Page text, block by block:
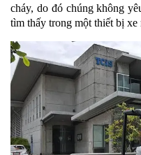
cháy, do đó chúng không
tìm thấy trong một thiết bị xe